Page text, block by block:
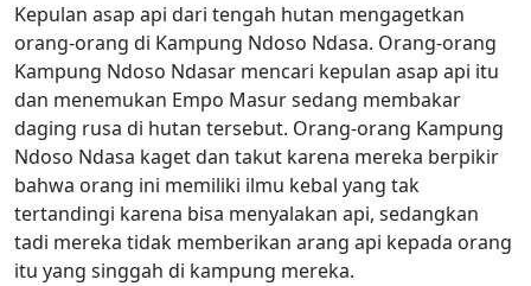
Kepulan asap api dari tengah hutan mengagetkan
orang-orang di Kampung Ndoso Ndasa. Orang-orang
Kampung Ndoso Ndasar mencari kepulan asap api itu
dan menemukan Empo Masur sedang membakar
daging rusa di hutan tersebut. Orang-orang Kampung
Ndoso Ndasa kaget dan takut karena mereka berpikir
bahwa orang ini memiliki ilmu kebal yang tak
tertandingi karena bisa menyalakan api, sedangkan
tadi mereka tidak memberikan arang api kepada orang
itu yang singgah di kampung mereka.